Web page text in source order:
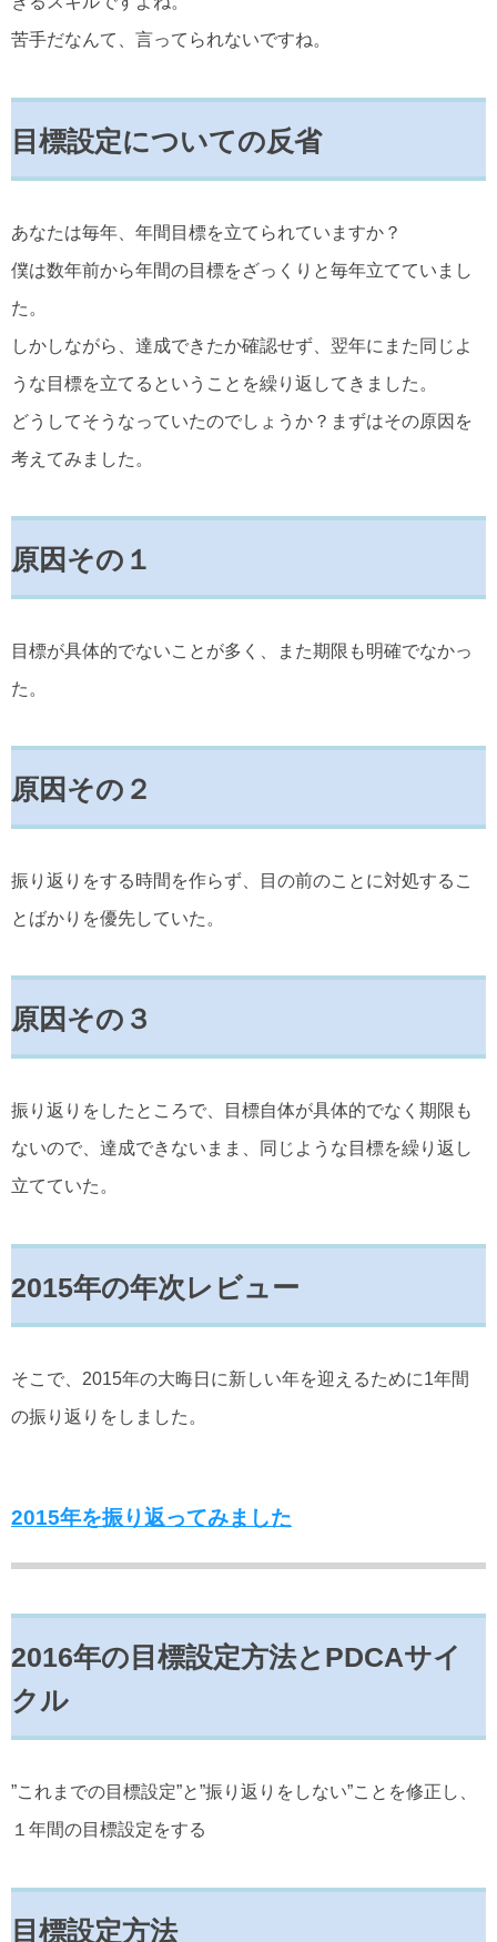
苦手だなんて、言ってられないですね。
目標設定についての反省
あなたは毎年、年間目標を立てられていますか？
僕は数年前から年間の目標をざっくりと毎年立てていまし
た。
しかしながら、達成できたか確認せず、翌年にまた同じよ
うな目標を立てるということを繰り返してきました。
どうしてそうなっていたのでしょうか？まずはその原因を
考えてみました。
原因その１
目標が具体的でないことが多く、また期限も明確でなかっ
た。
原因その２
振り返りをする時間を作らず、目の前のことに対処するこ
とばかりを優先していた。
原因その３
振り返りをしたところで、目標自体が具体的でなく期限も
ないので、達成できないまま、同じような目標を繰り返し
立てていた。
2015年の年次レビュー
そこで、2015年の大晦日に新しい年を迎えるために1年間
の振り返りをしました。
2015年を振り返ってみました
2016年の目標設定方法とPDCAサイ
クル
”これまでの目標設定”と”振り返りをしない”ことを修正し、
１年間の目標設定をする
目標設定方法